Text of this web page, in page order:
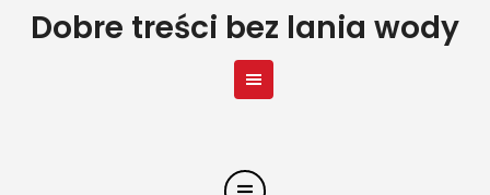
SkipDobre treści bez lania wody